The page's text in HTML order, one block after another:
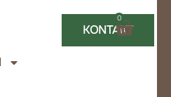
KONTAKT
0